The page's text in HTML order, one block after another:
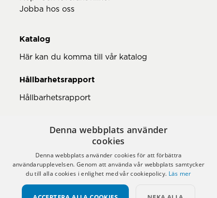
Jobba hos oss
Katalog
Här kan du komma till vår katalog
Hållbarhetsrapport
Hållbarhetsrapport
Denna webbplats använder
cookies
Denna webbplats använder cookies för att förbättra
användarupplevelsen. Genom att använda vår webbplats samtycker
du till alla cookies i enlighet med vår cookiepolicy. Läs mer